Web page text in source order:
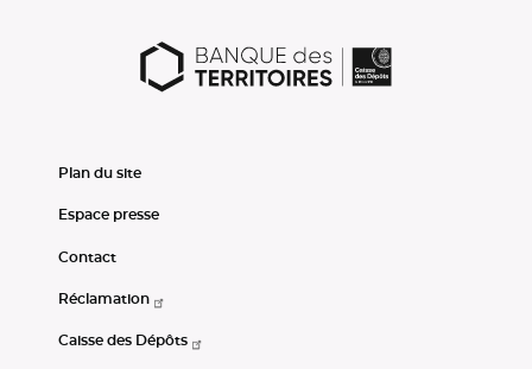
Plan du site
Espace presse
Contact
Réclamation
Caisse des Dépôts